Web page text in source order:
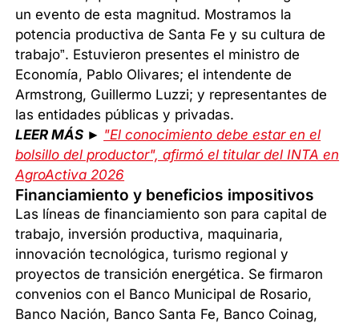
un evento de esta magnitud. Mostramos la
potencia productiva de Santa Fe y su cultura de
trabajo”. Estuvieron presentes el ministro de
Economía, Pablo Olivares; el intendente de
Armstrong, Guillermo Luzzi; y representantes de
las entidades públicas y privadas.
LEER MÁS ► "El conocimiento debe estar en el
bolsillo del productor", afirmó el titular del INTA en
AgroActiva 2026
Financiamiento y beneficios impositivos
Las líneas de financiamiento son para capital de
trabajo, inversión productiva, maquinaria,
innovación tecnológica, turismo regional y
proyectos de transición energética. Se firmaron
convenios con el Banco Municipal de Rosario,
Banco Nación, Banco Santa Fe, Banco Coinag,